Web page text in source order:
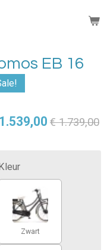
EB 16
€ 1.739,00
Zwart